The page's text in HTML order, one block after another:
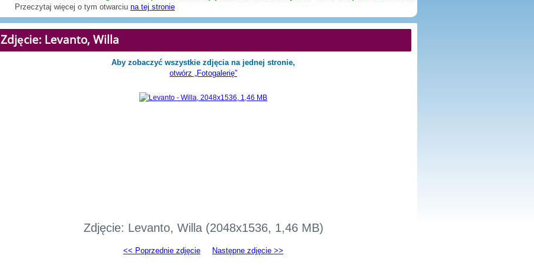
Przeczytaj więcej o tym otwarciu na tej stronie
Zdjęcie: Levanto, Willa
Aby zobaczyć wszystkie zdjęcia na jednej stronie,
otwórz „Fotogalerię”
Zdjęcie: Levanto, Willa (2048x1536, 1,46 MB)
<< Poprzednie zdjęcie Następne zdjęcie >>